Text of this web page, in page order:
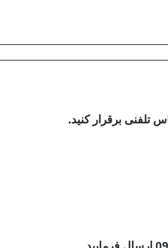
تلفنی برقرار کنید.